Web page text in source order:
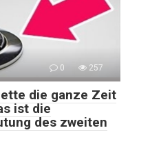
0 257
die ganze Zeit
ist die
des zweiten